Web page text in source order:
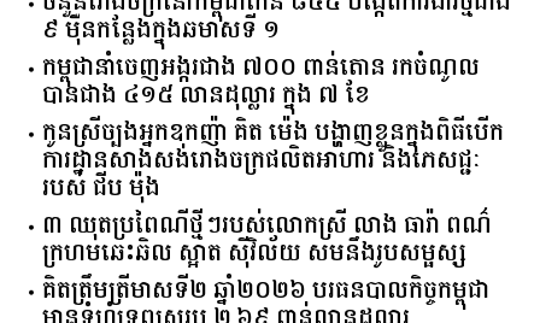
​៩​ ​ម៉ឺន​កន្លែង​ក្នុង​ឆមាស​ទី ​១​
កម្ពុជានាំចេញអង្ករជាង ៧០០ ពាន់តោន រកចំណូល
បានជាង ៤១៥ លានដុល្លារ ក្នុង ៧ ខែ
កូនស្រីច្បងអ្នកឧកញ៉ា គិត ម៉េង បង្ហាញខ្លួនក្នុងពិធីបើក
ការដ្ឋានសាងសង់រោងចក្រផលិតអាហារ និងភេសជ្ជៈ
របស់ ជីប ម៉ុង
៣ ឈុតប្រពៃណីថ្មីៗរបស់លោកស្រី លាង ធារ៉ា ពណ៌
ក្រហមឆេះឆិល ស្អាត ​ស៊ីវិល័យ សមនឹងរូបសម្ផស្ស
គិត​ត្រឹមត្រីមាស​ទី​២​ ​ឆ្នាំ​២០២៦​ បរធន​បាលកិច្ច​កម្ពុជា​ ​